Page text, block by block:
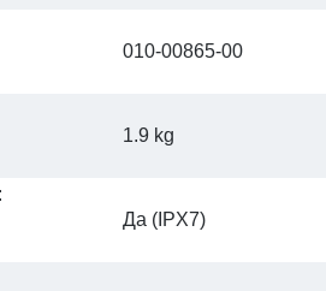
010-00865-00
1.9 kg
Да (IPX7)